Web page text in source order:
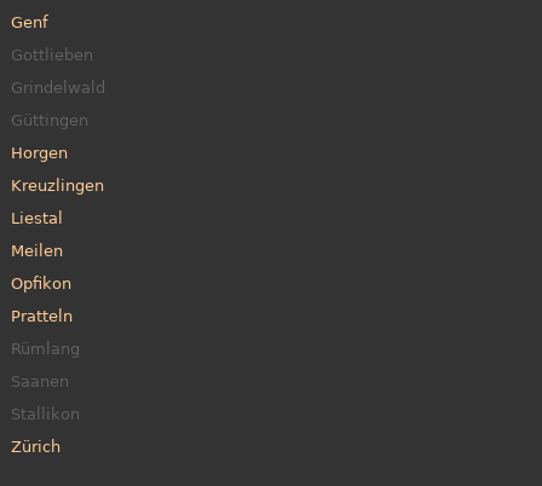
Genf
Gottlieben
Grindelwald
Güttingen
Horgen
Kreuzlingen
Liestal
Meilen
Opfikon
Pratteln
Rümlang
Saanen
Stallikon
Zürich